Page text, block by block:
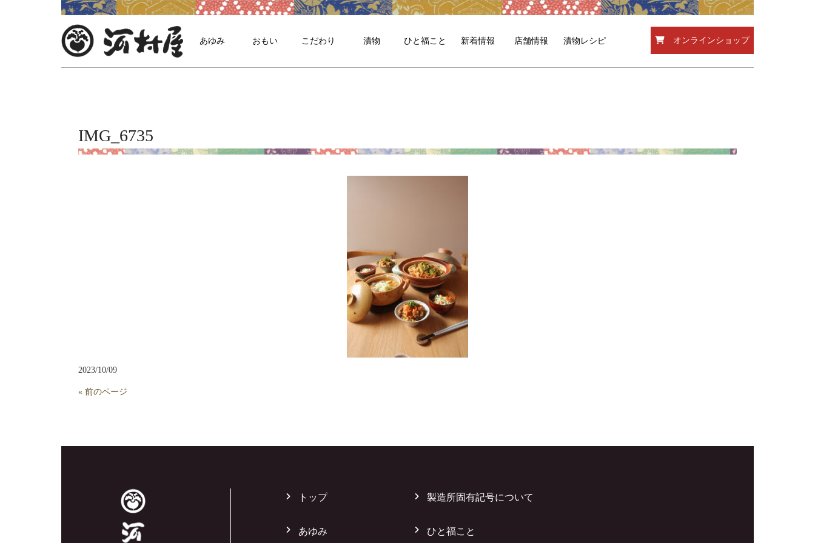
あゆみ おもい こだわり 漬物 ひと福こと 新着情報 店舗情報 漬物レシピ オンラインショップ
IMG_6735
2023/10/09
« 前のページ
トップ
あゆみ
製造所固有記号について
ひと福こと